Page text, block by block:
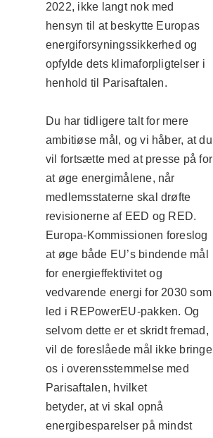
2022, ikke langt nok med
hensyn til at beskytte Europas
energiforsyningssikkerhed og
opfylde dets klimaforpligtelser i
henhold til Parisaftalen.
Du har tidligere talt for mere
ambitiøse mål, og vi håber, at du
vil fortsætte med at presse på for
at øge energimålene, når
medlemsstaterne skal drøfte
revisionerne af EED og RED.
Europa-Kommissionen foreslog
at øge både EU’s bindende mål
for energieffektivitet og
vedvarende energi for 2030 som
led i REPowerEU-pakken. Og
selvom dette er et skridt fremad,
vil de foreslåede mål ikke bringe
os i overensstemmelse med
Parisaftalen, hvilket
betyder, at vi skal opnå
energibesparelser på mindst